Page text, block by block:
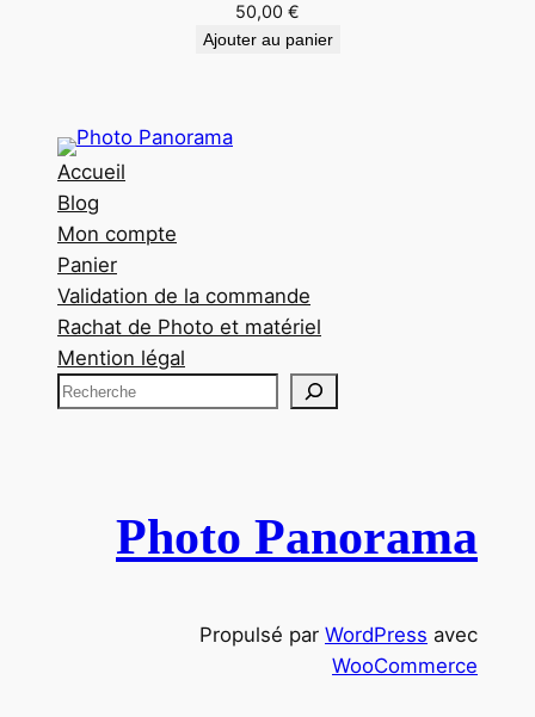
50,00 €
Ajouter au panier
Accueil
Blog
Mon compte
Panier
Validation de la commande
Rachat de Photo et matériel
Mention légal
R
Photo Panorama
Propulsé par WordPress avec
WooCommerce